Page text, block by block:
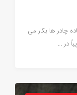
چادر ها بکار می
در ...